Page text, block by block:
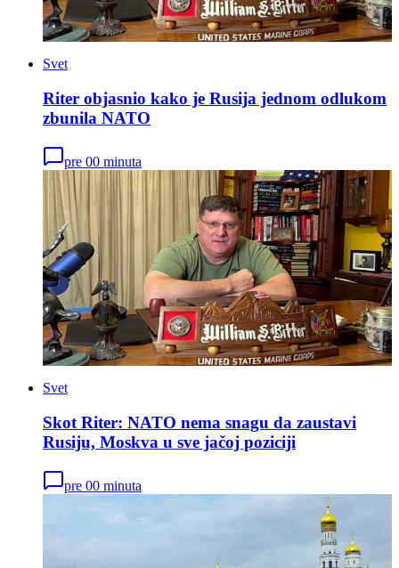
Svet
Riter objasnio kako je Rusija jednom odlukom
zbunila NATO
pre 00 minuta
Svet
Skot Riter: NATO nema snagu da zaustavi
Rusiju, Moskva u sve jačoj poziciji
pre 00 minuta